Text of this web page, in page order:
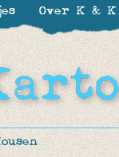
Over K & K